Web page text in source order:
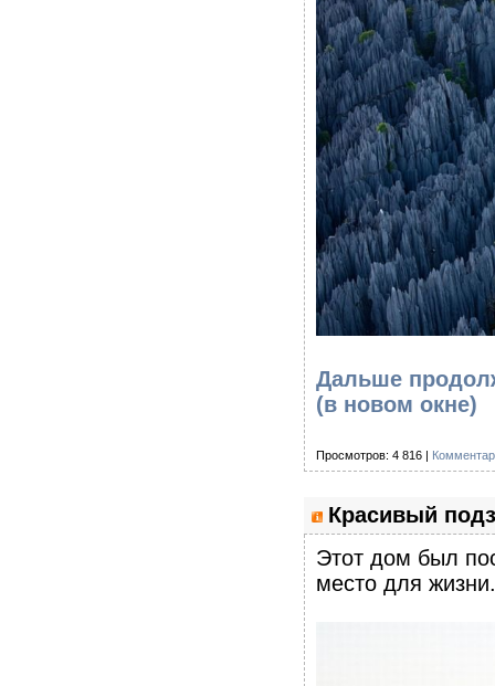
Дальше
(в новом окне)
Просмотров: 4 816 |
Красивый
Этот дом был
место для